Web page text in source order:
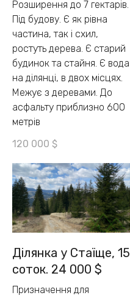
Розширення до 7 гектарів.
Під будову. Є як рівна
частина, так і схил,
ростуть дерева. Є старий
будинок та стайня. Є вода
на ділянці, в двох місцях.
Межує з деревами. До
асфальту приблизно 600
метрів
120 000 $
Ділянка у Стаїще, 15
соток. 24 000 $
Призначення для